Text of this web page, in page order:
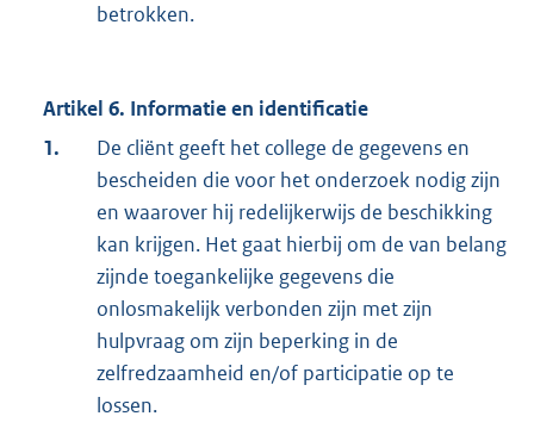
betrokken.
Artikel 6. Informatie en identificatie
1.
De cliënt geeft het college de gegevens en
bescheiden die voor het onderzoek nodig zijn
en waarover hij redelijkerwijs de beschikking
kan krijgen. Het gaat hierbij om de van belang
zijnde toegankelijke gegevens die
onlosmakelijk verbonden zijn met zijn
hulpvraag om zijn beperking in de
zelfredzaamheid en/of participatie op te
lossen.